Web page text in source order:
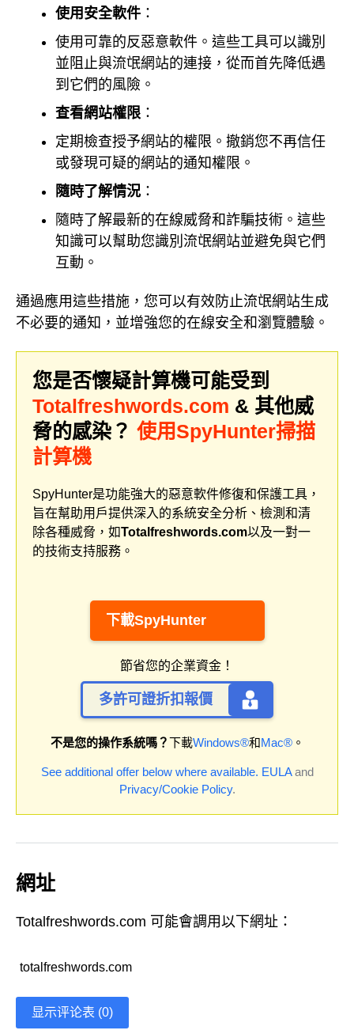
使用安全軟件 ：
使用可靠的反惡意軟件。這些工具可以識別
並阻止與流氓網站的連接，從而首先降低遇
到它們的風險。
查看網站權限：
定期檢查授予網站的權限。撤銷您不再信任
或發現可疑的網站的通知權限。
隨時了解情況 ：
隨時了解最新的在線威脅和詐騙技術。這些
知識可以幫助您識別流氓網站並避免與它們
互動。
通過應用這些措施，您可以有效防止流氓網站生成
不必要的通知，並增強您的在線安全和瀏覽體驗。
您是否懷疑計算機可能受到
Totalfreshwords.com & 其他威
脅的感染？ 使用SpyHunter掃描
計算機
SpyHunter是功能強大的惡意軟件修復和保護工具，
旨在幫助用戶提供深入的系統安全分析、檢測和清
除各種威脅，如Totalfreshwords.com以及一對一
的技術支持服務。
下載SpyHunter
節省您的企業資金！
多許可證折扣報價
不是您的操作系統嗎？下載Windows®和Mac®。
See additional offer below where available. EULAand
Privacy/Cookie Policy.
網址
Totalfreshwords.com 可能會調用以下網址：
totalfreshwords.com
显示评论表 (0)